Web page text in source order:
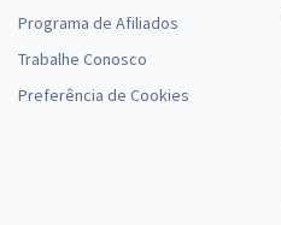
ALEAM - Assembleia
Conhecimentos Específicos para
Programa de Afiliados
Trabalhe Conosco
Preferência de Cookies